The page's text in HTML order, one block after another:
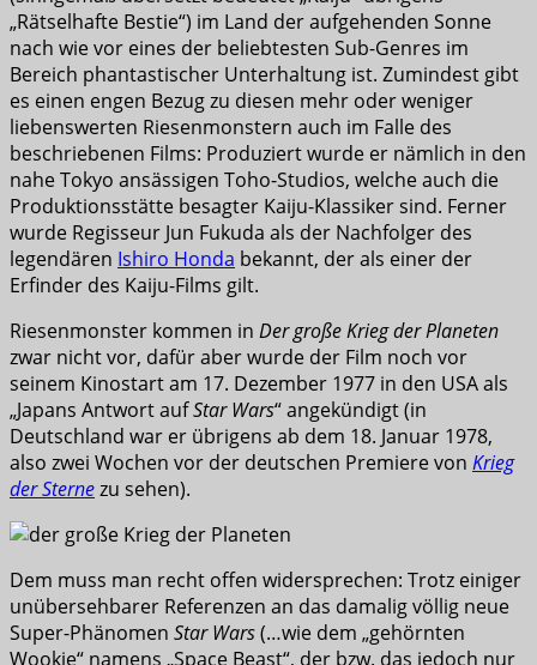
„Rätselhafte Bestie“) im Land der aufgehenden Sonne
nach wie vor eines der beliebtesten Sub-Genres im
Bereich phantastischer Unterhaltung ist. Zumindest gibt
es einen engen Bezug zu diesen mehr oder weniger
liebenswerten Riesenmonstern auch im Falle des
beschriebenen Films: Produziert wurde er nämlich in den
nahe Tokyo ansässigen Toho-Studios, welche auch die
Produktionsstätte besagter Kaiju-Klassiker sind. Ferner
wurde Regisseur Jun Fukuda als der Nachfolger des
legendären Ishiro Honda bekannt, der als einer der
Erfinder des Kaiju-Films gilt.
Riesenmonster kommen in Der große Krieg der Planeten
zwar nicht vor, dafür aber wurde der Film noch vor
seinem Kinostart am 17. Dezember 1977 in den USA als
„Japans Antwort aufStar Wars“ angekündigt (in
Deutschland war er übrigens ab dem 18. Januar 1978,
also zwei Wochen vor der deutschen Premiere von Krieg
der Sternezu sehen).
Dem muss man recht offen widersprechen: Trotz einiger
unübersehbarer Referenzen an das damalig völlig neue
Super-Phänomen Star Wars(…wie dem „gehörnten
Wookie“ namens „Space Beast“, der bzw. das jedoch nur